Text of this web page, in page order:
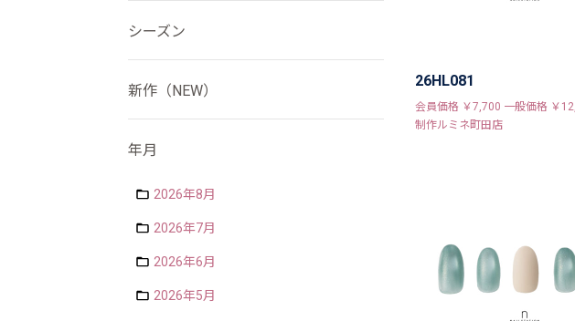
シーズン
新作（NEW）
年月
2026年8月
2026年7月
2026年6月
2026年5月
26HL081
会員価格 ￥7,700 一般価格 ￥
制作ルミネ町田店